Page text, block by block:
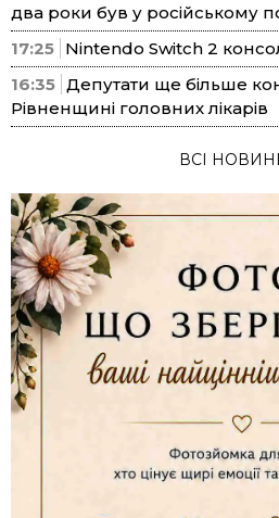
два роки був у російському
17:25 Nintendo Switch 2
16:35 Депутати ще більше
Рівненщині головних лікарів
ВСІ